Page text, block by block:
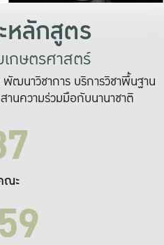
ลักสูตร
กษตรศาสตร์
นาวิชาการ บริการวิชาพื้นฐาน
านความร่วมมือกับนานาชาติ
ณะ